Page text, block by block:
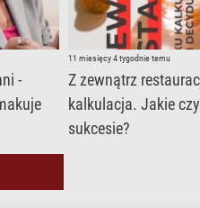
-
11 miesięcy 4 tygodnie temu
Z zewnątrz
kalkulacja. Jakie
sukcesie?